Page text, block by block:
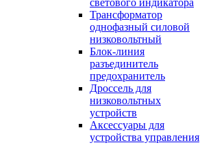
светового индикатора
Трансформатор
однофазный силовой
низковольтный
Блок-линия
разъединитель
предохранитель
Дроссель для
низковольтных
устройств
Аксессуары для
устройства управления